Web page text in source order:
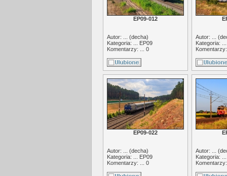
EP09-012
Autor: ... (decha)
Kategoria: ... EP09
Komentarzy: ... 0
Autor: ... (
Kategoria:
EP09-022
Autor: ... (decha)
Kategoria: ... EP09
Komentarzy: ... 0
Autor: ... (
Kategoria: